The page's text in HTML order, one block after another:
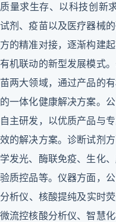
质量求生存、以科技创新
试剂、疫苗以及医疗器械
方的精准对接，逐渐构建
有机联动的新型发展模式
苗两大领域，通过产品的
的一体化健康解决方案。
自主研发，以优质产品与
效的解决方案。诊断试剂
学发光、酶联免疫、生化
验质控品等。仪器方面，
分析仪、核酸提纯及实时
微流控核酸分析仪、智慧